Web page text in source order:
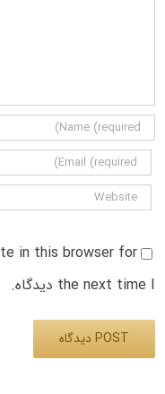
in this browser for
the next time I دیدگاه.